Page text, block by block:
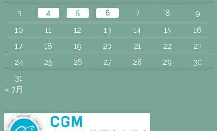
3
4 5 6 7 8
9
10
11 12 13 14 15
16
17
18 19 20 21 22
23
24
25 26 27 28 29
30
31
« 7月